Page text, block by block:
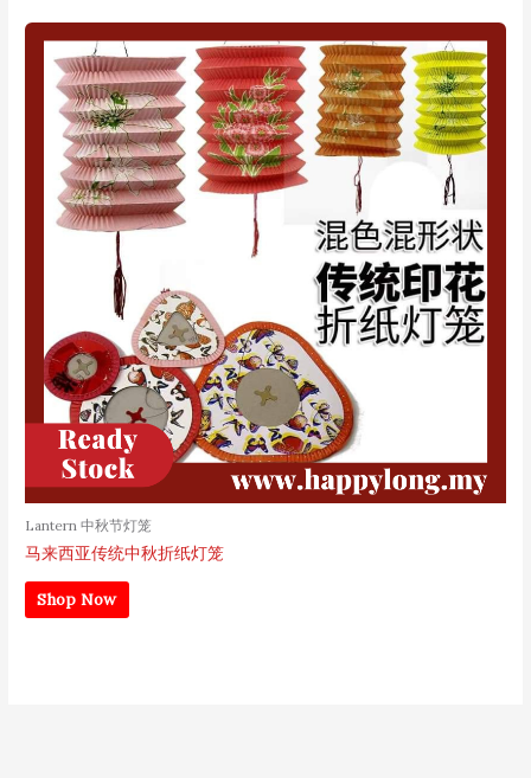
Lantern 中秋节灯笼
马来西亚传统中秋折纸灯笼
Shop Now